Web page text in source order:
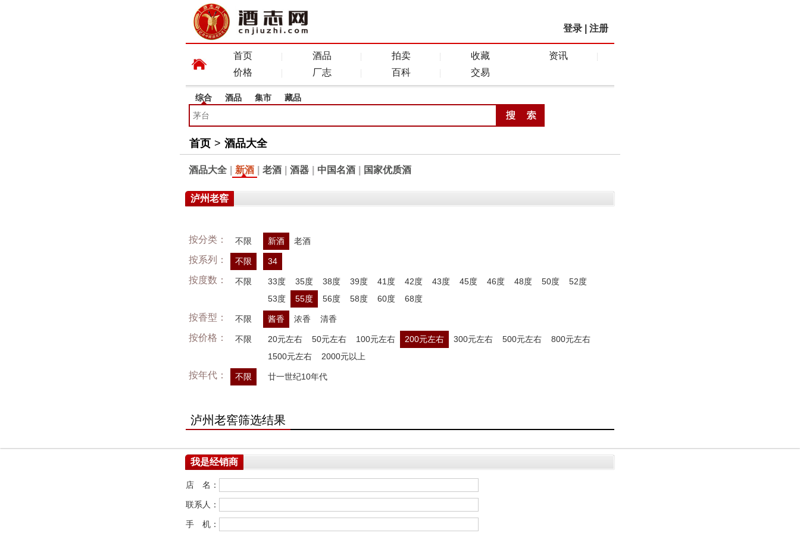
登录 注册
首页 酒品 拍卖 收藏
资讯
价格
厂志 百科 交易
综合 酒品 集市 藏品
首页 > 酒品大全
酒品大全 新酒 老酒 酒器 中国名酒 国家优质酒
泸州老窖
按分类： 不限 新酒 老酒
按系列： 不限 34
按度数： 不限 33度 35度 38度 39度 41度 42度 43度 45度 46度 48度 50度
52度
53度
55度 56度 58度 60度 68度
按香型： 不限 酱香 浓香 清香
按价格： 不限 20元左右 50元左右 100元左右 200元左右 300元左右 500元左右
800元左右
1500元左右
2000元以上
按年代： 不限 廿一世纪10年代
泸州老窖筛选结果
我是经销商
店 名：
联系人：
手 机：